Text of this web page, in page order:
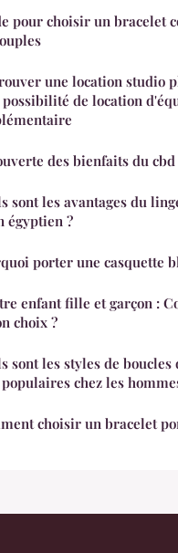
pour choisir un bracelet
une location studio
possibilité de location
des bienfaits du cbd
sont les avantages du
égyptien ?
porter une casquette
enfant fille et garçon :
choix ?
sont les styles de
chez les
choisir un bracelet